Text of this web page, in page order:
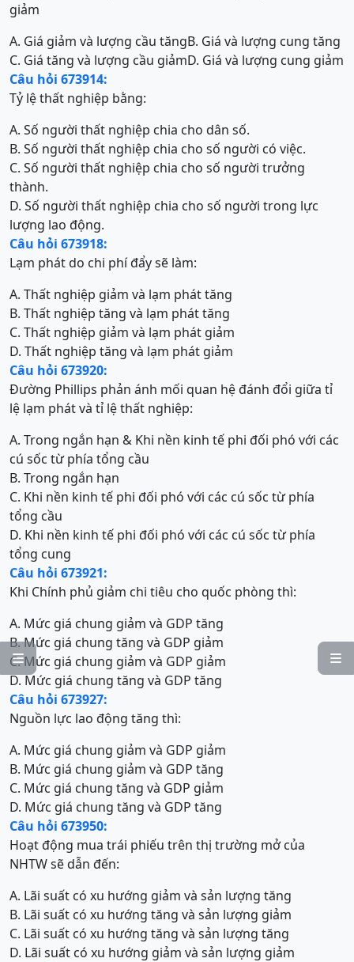


giảm
A. Giá giảm và lượng cầu tăngB. Giá và lượng cung tăng
C. Giá tăng và lượng cầu giảmD. Giá và lượng cung giảm
Câu hỏi 673914:
Tỷ lệ thất nghiệp bằng:
A. Số người thất nghiệp chia cho dân số.
B. Số người thất nghiệp chia cho số người có việc.
C. Số người thất nghiệp chia cho số người trưởng
thành.
D. Số người thất nghiệp chia cho số người trong lực
lượng lao động.
Câu hỏi 673918:
Lạm phát do chi phí đẩy sẽ làm:
A. Thất nghiệp giảm và lạm phát tăng
B. Thất nghiệp tăng và lạm phát tăng
C. Thất nghiệp giảm và lạm phát giảm
D. Thất nghiệp tăng và lạm phát giảm
Câu hỏi 673920:
Đường Phillips phản ánh mối quan hệ đánh đổi giữa tỉ
lệ lạm phát và tỉ lệ thất nghiệp:
A. Trong ngắn hạn & Khi nền kinh tế phi đối phó với các
cú sốc từ phía tổng cầu
B. Trong ngắn hạn
C. Khi nền kinh tế phi đối phó với các cú sốc từ phía
tổng cầu
D. Khi nền kinh tế phi đối phó với các cú sốc từ phía
tổng cung
Câu hỏi 673921:
Khi Chính phủ giảm chi tiêu cho quốc phòng thì:
A. Mức giá chung giảm và GDP tăng
B. Mức giá chung tăng và GDP giảm
C. Mức giá chung giảm và GDP giảm
D. Mức giá chung tăng và GDP tăng
Câu hỏi 673927:
Nguồn lực lao động tăng thì:
A. Mức giá chung giảm và GDP giảm
B. Mức giá chung giảm và GDP tăng
C. Mức giá chung tăng và GDP giảm
D. Mức giá chung tăng và GDP tăng
Câu hỏi 673950:
Hoạt động mua trái phiếu trên thị trường mở của
NHTW sẽ dẫn đến:
A. Lãi suất có xu hướng giảm và sản lượng tăng
B. Lãi suất có xu hướng tăng và sản lượng giảm
C. Lãi suất có xu hướng tăng và sản lượng tăng
D. Lãi suất có xu hướng giảm và sản lượng giảm